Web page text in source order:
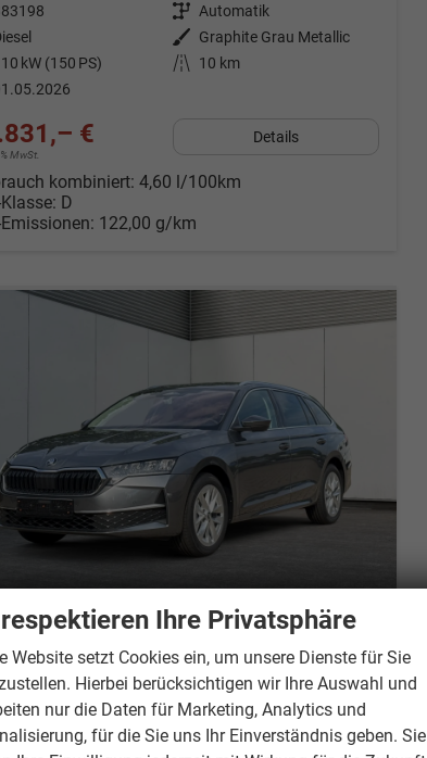
Getriebe Automatik
Außenfarbe
Graphite Grau Metallic
kW (150 PS) Kilometerstand
10 km
€
MwSt.
Details
kombiniert: 4,60 l/100km
D
122,00 g/km
Octavia Combi
Selection ACC+AHK+eHK+KAM+PDC+LED+17" ALU+SHZ
Lieferzeit: 14 Tage Neuwagen mit Tageszulassung
Getriebe
Doppelkupplungsgetriebe (DSG)
Ihre Privatsphäre
Website setzt Cookies ein, um unsere Dienste für Sie
Hierbei berücksichtigen wir Ihre Auswahl und
nur die Daten für Marketing, Analytics und
für die Sie uns Ihr Einverständnis geben. Sie